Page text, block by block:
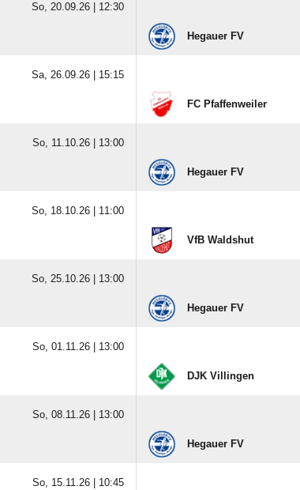
So, 20.09.26 | 12:30
Hegauer FV
Sa, 26.09.26 | 15:15
FC Pfaffenweiler
So, 11.10.26 | 13:00
Hegauer FV
So, 18.10.26 | 11:00
VfB Waldshut
So, 25.10.26 | 13:00
Hegauer FV
So, 01.11.26 | 13:00
DJK Villingen
So, 08.11.26 | 13:00
Hegauer FV
So, 15.11.26 | 10:45